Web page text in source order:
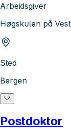
Arbeidsgiver
Høgskulen på
Sted
Bergen
Postdoktor